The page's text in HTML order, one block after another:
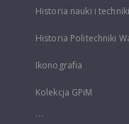
Historia nauki i techniki
Historia Politechniki
Ikonografia
Kolekcja GPiM
...